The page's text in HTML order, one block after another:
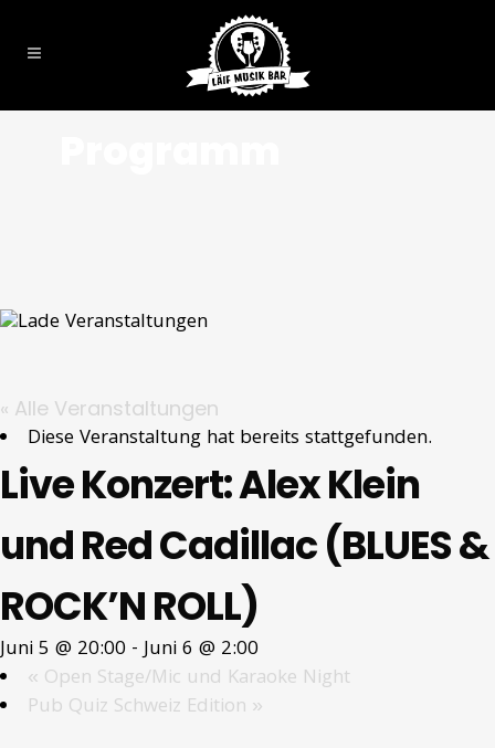
« Alle Veranstaltungen
Diese Veranstaltung hat bereits stattgefunden.
Live Konzert: Alex Klein
und Red Cadillac (BLUES &
ROCK’N ROLL)
Juni 5 @ 20:00 -Juni 6 @ 2:00
« Open Stage/Mic und Karaoke Night
Pub Quiz Schweiz Edition »